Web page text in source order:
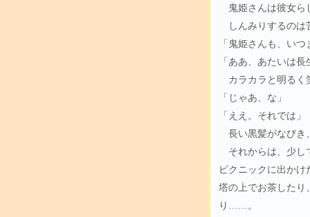
鬼姫さんは彼女ら
しんみりするのは
「鬼姫さんも、い
「ああ、あたいは
カラカラと明るく
「じゃあ、な」
「ええ。それでは」
長い黒髪がなびき
それからは、少し
ピクニックに出か
塔の上でお茶したり
り……。